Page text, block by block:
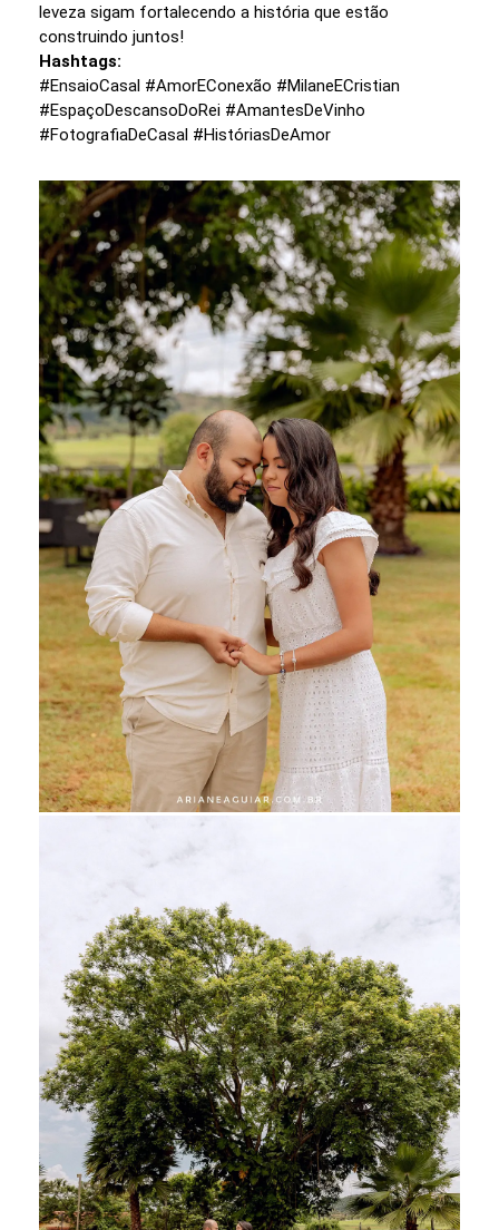
leveza sigam fortalecendo a história que estão
construindo juntos!
Hashtags:
#EnsaioCasal #AmorEConexão #MilaneECristian
#EspaçoDescansoDoRei #AmantesDeVinho
#FotografiaDeCasal #HistóriasDeAmor